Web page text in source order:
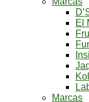
El
Marcas